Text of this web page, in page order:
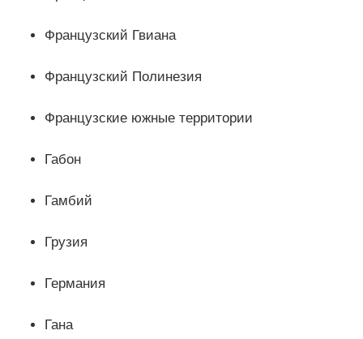
Французский Гвиана
Французский Полинезия
Французские южные территории
Габон
Гамбий
Грузия
Германия
Гана